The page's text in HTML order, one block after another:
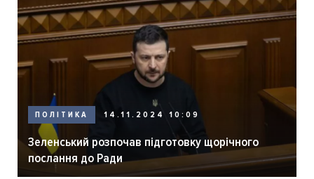
ПОЛІТИКА 14.11.2024 10:09
Зеленський розпочав підготовку щорічного
послання до Ради